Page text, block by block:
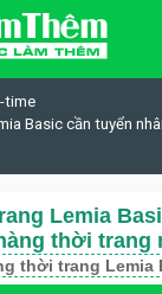
time
Basic cần tuyển
Lemia
thời trang
thời trang Lemia